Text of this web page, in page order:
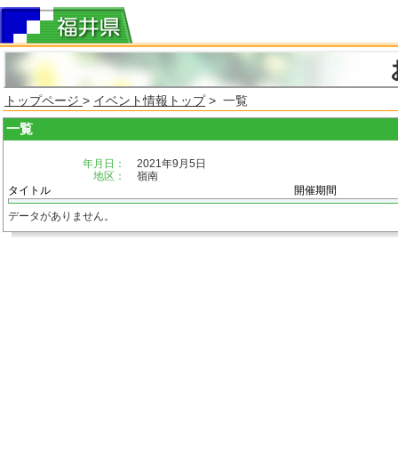
トップページ > イベント情報トップ> 一覧
一覧
年月日：
2021年9月5日
地区：
嶺南
タイトル
開催期間
データがありません。